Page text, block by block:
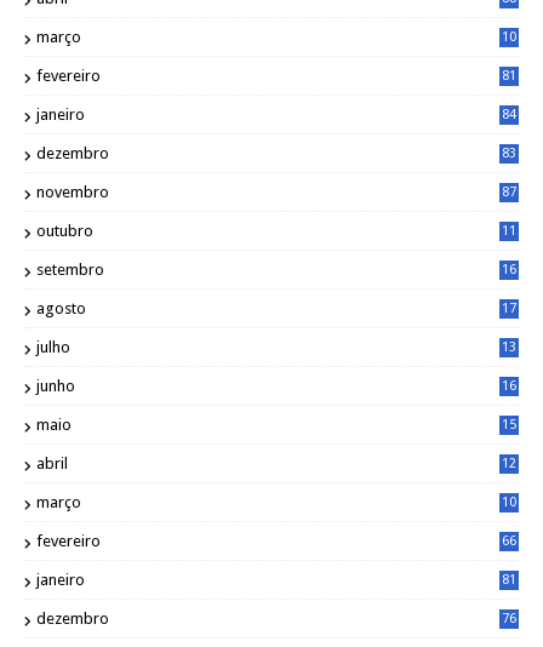
março
10
fevereiro 81
janeiro 84
dezembro 83
novembro 87
outubro
11
setembro
16
agosto
17
julho
13
junho
16
maio
15
abril
12
março
10
fevereiro 66
janeiro 81
dezembro 76